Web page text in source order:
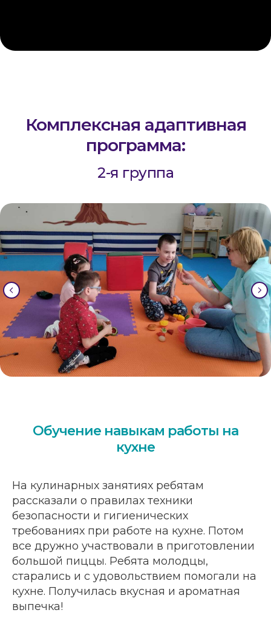
Комплексная адаптивная
программа:
2-я группа
Обучение навыкам работы на
кухне
На кулинарных занятиях ребятам
рассказали о правилах техники
безопасности и гигиенических
требованиях при работе на кухне. Потом
все дружно участвовали в приготовлении
большой пиццы. Ребята молодцы,
старались и с удовольствием помогали на
кухне. Получилась вкусная и ароматная
выпечка!